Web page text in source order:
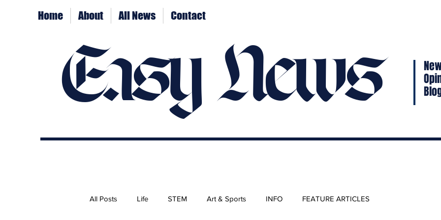
Home About All News Contact
Easy News
All Posts Life STEM Art & Sports INFO FEATURE ARTICLES